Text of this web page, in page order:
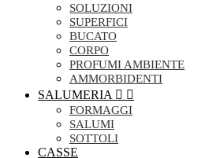
SOLUZIONI
SUPERFICI
BUCATO
CORPO
PROFUMI AMBIENTE
AMMORBIDENTI
SALUMERIA  
FORMAGGI
SALUMI
SOTTOLI
CASSE